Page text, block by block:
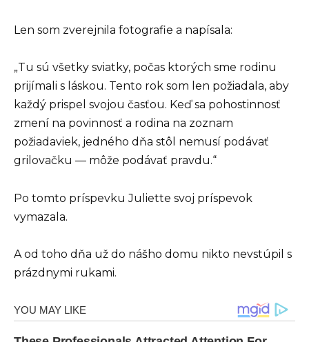
Len som zverejnila fotografie a napísala:
„Tu sú všetky sviatky, počas ktorých sme rodinu
prijímali s láskou. Tento rok som len požiadala, aby
každý prispel svojou časťou. Keď sa pohostinnosť
zmení na povinnosť a rodina na zoznam
požiadaviek, jedného dňa stôl nemusí podávať
grilovačku — môže podávať pravdu.“
Po tomto príspevku Juliette svoj príspevok
vymazala.
A od toho dňa už do nášho domu nikto nevstúpil s
prázdnymi rukami.